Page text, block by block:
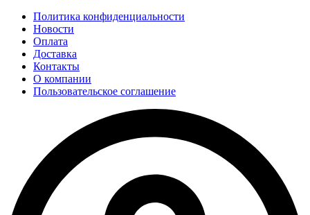
Политика конфиденциальности
Новости
Оплата
Доставка
Контакты
О компании
Пользовательское соглашение